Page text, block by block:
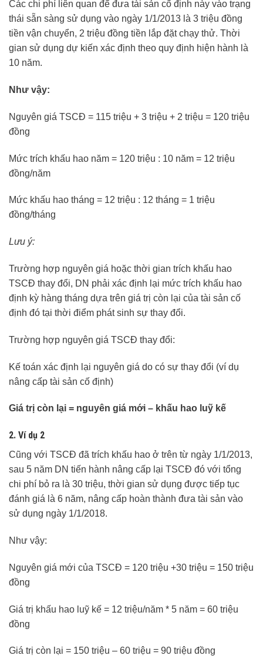
Các chi phí liên quan để đưa tài sản cố định này vào trạng
thái sẵn sàng sử dụng vào ngày 1/1/2013 là 3 triệu đồng
tiền vận chuyển, 2 triệu đồng tiền lắp đặt chạy thử. Thời
gian sử dụng dự kiến xác định theo quy định hiện hành là
10 năm.
Như vậy:
Nguyên giá TSCĐ = 115 triệu + 3 triệu + 2 triệu = 120 triệu
đồng
Mức trích khấu hao năm = 120 triệu : 10 năm = 12 triệu
đồng/năm
Mức khấu hao tháng = 12 triệu : 12 tháng = 1 triệu
đồng/tháng
Lưu ý:
Trường hợp nguyên giá hoặc thời gian trích khấu hao
TSCĐ thay đổi, DN phải xác định lại mức trích khấu hao
định kỳ hàng tháng dựa trên giá trị còn lại của tài sản cố
định đó tại thời điểm phát sinh sự thay đổi.
Trường hợp nguyên giá TSCĐ thay đổi:
Kế toán xác định lại nguyên giá do có sự thay đổi (ví dụ
nâng cấp tài sản cố định)
Giá trị còn lại = nguyên giá mới – khấu hao luỹ kế
2. Ví dụ 2
Cũng với TSCĐ đã trích khấu hao ở trên từ ngày 1/1/2013,
sau 5 năm DN tiến hành nâng cấp lại TSCĐ đó với tổng
chi phí bỏ ra là 30 triệu, thời gian sử dụng được tiếp tục
đánh giá là 6 năm, nâng cấp hoàn thành đưa tài sản vào
sử dụng ngày 1/1/2018.
Như vậy:
Nguyên giá mới của TSCĐ = 120 triệu +30 triệu = 150 triệu
đồng
Giá trị khấu hao luỹ kế = 12 triệu/năm * 5 năm = 60 triệu
đồng
Giá trị còn lại = 150 triệu – 60 triệu = 90 triệu đồng